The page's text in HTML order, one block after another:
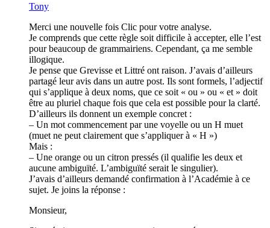
Tony
Merci une nouvelle fois Clic pour votre analyse.
Je comprends que cette règle soit difficile à accepter, elle l’est
pour beaucoup de grammairiens. Cependant, ça me semble
illogique.
Je pense que Grevisse et Littré ont raison. J’avais d’ailleurs
partagé leur avis dans un autre post. Ils sont formels, l’adjectif
qui s’applique à deux noms, que ce soit « ou » ou « et » doit
être au pluriel chaque fois que cela est possible pour la clarté.
D’ailleurs ils donnent un exemple concret :
– Un mot commencement par une voyelle ou un H muet
(muet ne peut clairement que s’appliquer à « H »)
Mais :
– Une orange ou un citron pressés (il qualifie les deux et
aucune ambiguïté. L’ambiguïté serait le singulier).
J’avais d’ailleurs demandé confirmation à l’Académie à ce
sujet. Je joins la réponse :
Monsieur,